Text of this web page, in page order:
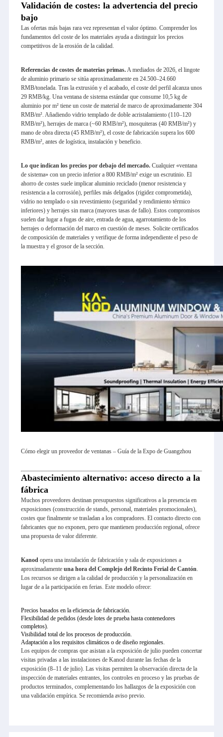
Validación de costes: la advertencia del precio
bajo
Las ofertas más bajas rara vez representan el valor óptimo. Comprender los
fundamentos del coste de los materiales ayuda a distinguir los precios
competitivos de la erosión de la calidad.
Referencias de costes de materias primas.A mediados de 2026, el lingote
de aluminio primario se sitúa aproximadamente en 24.500–24.660
RMB/tonelada. Tras la extrusión y el acabado, el coste del perfil alcanza unos
29 RMB/kg. Una ventana de sistema estándar que consume 10,5 kg de
aluminio por m² tiene un coste de material de marco de aproximadamente 304
RMB/m². Añadiendo vidrio templado de doble acristalamiento (110–120
RMB/m²), herrajes de marca (~60 RMB/m²), mosquiteras (40 RMB/m²) y
mano de obra directa (45 RMB/m²), el coste de fabricación supera los 600
RMB/m², antes de logística, instalación y beneficio.
Lo que indican los precios por debajo del mercado.Cualquier «ventana
de sistema» con un precio inferior a 800 RMB/m² exige un escrutinio. El
ahorro de costes suele implicar aluminio reciclado (menor resistencia y
resistencia a la corrosión), perfiles más delgados (rigidez comprometida),
vidrio no templado o sin revestimiento (seguridad y rendimiento térmico
inferiores) y herrajes sin marca (mayores tasas de fallo). Estos compromisos
suelen dar lugar a fugas de aire, entrada de agua, agarrotamiento de los
herrajes o deformación del marco en cuestión de meses. Solicite certificados
de composición de materiales y verifique de forma independiente el peso de
la muestra y el grosor de la sección.
Cómo elegir un proveedor de ventanas – Guía de la Expo de Guangzhou
Abastecimiento alternativo: acceso directo a la
fábrica
Muchos proveedores destinan presupuestos significativos a la presencia en
exposiciones (construcción de stands, personal, materiales promocionales),
costes que finalmente se trasladan a los compradores. El contacto directo con
fabricantes que no exponen, pero que mantienen producción regional, ofrece
una propuesta de valor diferente.
Kanodopera una instalación de fabricación y sala de exposiciones a
aproximadamente una hora del Complejo del Recinto Ferial de Cantón.
Los recursos se dirigen a la calidad de producción y la personalización en
lugar de a la participación en ferias. Este modelo ofrece:
Precios basados en la eficiencia de fabricación.
Flexibilidad de pedidos (desde lotes de prueba hasta contenedores
completos).
Visibilidad total de los procesos de producción.
Adaptación a los requisitos climáticos o de diseño regionales.
Los equipos de compras que asistan a la exposición de julio pueden concertar
visitas privadas a las instalaciones de Kanod durante las fechas de la
exposición (8–11 de julio). Las visitas permiten la observación directa de la
inspección de materiales entrantes, los controles en proceso y las pruebas de
productos terminados, complementando los hallazgos de la exposición con
una validación empírica. Se recomienda aviso previo.